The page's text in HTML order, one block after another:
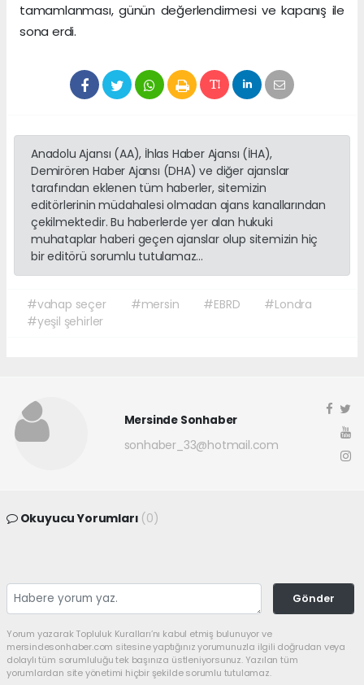
tamamlanması, günün değerlendirmesi ve kapanış ile
sona erdi.
Anadolu Ajansı (AA), İhlas Haber Ajansı (İHA),
Demirören Haber Ajansı (DHA) ve diğer ajanslar
tarafından eklenen tüm haberler, sitemizin
editörlerinin müdahalesi olmadan ajans kanallarından
çekilmektedir. Bu haberlerde yer alan hukuki
muhataplar haberi geçen ajanslar olup sitemizin hiç
bir editörü sorumlu tutulamaz...
#vahap seçer #mersin #EBRD
#Londra
#yeşil şehirler
Mersinde Sonhaber
sonhaber_33@hotmail.com
Okuyucu Yorumları (0)
Gönder
Yorum yazarak Topluluk Kuralları’nı kabul etmiş bulunuyor ve
mersindesonhaber.com sitesine yaptığınız yorumunuzla ilgili doğrudan veya
dolaylı tüm sorumluluğu tek başınıza üstleniyorsunuz. Yazılan tüm
yorumlardan site yönetimi hiçbir şekilde sorumlu tutulamaz.